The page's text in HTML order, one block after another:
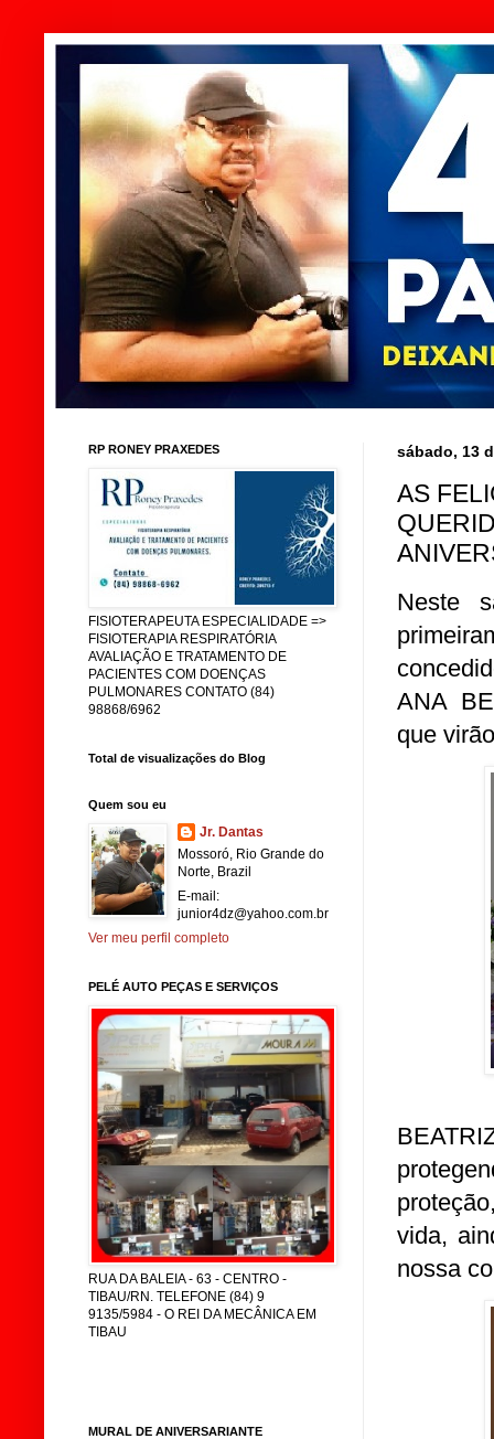
sábado, 13
AS
Neste
ANA
que
vida,
nossa
RP RONEY PRAXEDES
FISIOTERAPEUTA ESPECIALIDADE =>
FISIOTERAPIA RESPIRATÓRIA
AVALIAÇÃO E TRATAMENTO DE
PACIENTES COM DOENÇAS
PULMONARES CONTATO (84)
98868/6962
Total de visualizações do Blog
Quem sou eu
Jr. Dantas
Mossoró, Rio Grande do
Norte, Brazil
E-mail:
junior4dz@yahoo.com.br
Ver meu perfil completo
PELÉ AUTO PEÇAS E SERVIÇOS
RUA DA BALEIA - 63 - CENTRO -
TIBAU/RN. TELEFONE (84) 9
9135/5984 - O REI DA MECÂNICA EM
TIBAU
MURAL DE ANIVERSARIANTE